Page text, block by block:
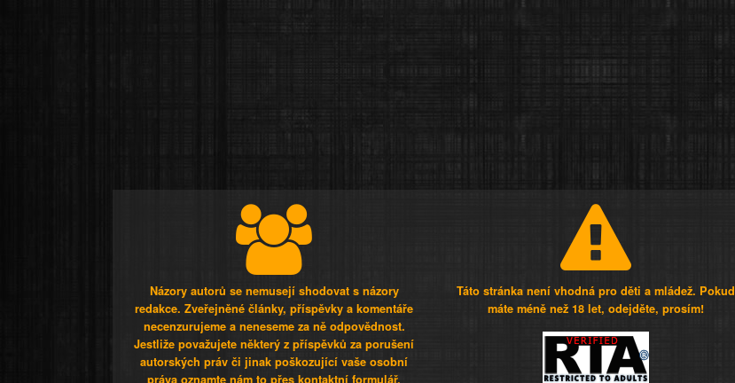
Názory autorů se nemusejí shodovat s názory
redakce. Zveřejněné články, příspěvky a komentáře
necenzurujeme a neneseme za ně odpovědnost.
Jestliže považujete některý z příspěvků za porušení
autorských práv či jinak poškozující vaše osobní
práva oznamte nám to přes kontaktní formulář.
Táto stránka není vhodná pro děti a mládež. Pokud
máte méně než 18 let, odejděte, prosím!